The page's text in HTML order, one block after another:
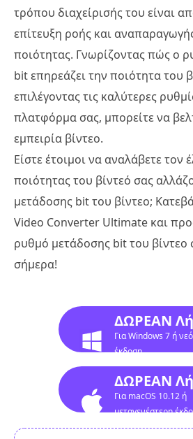
τρόπου διαχείρισής του είναι
επίτευξη ροής και
ποιότητας. Γνωρίζοντας πώς ο
bit επηρεάζει την ποιότητα του
επιλέγοντας τις καλύτερες
πλατφόρμα σας, μπορείτε να
εμπειρία βίντεο.
Είστε έτοιμοι να αναλάβετε τον
ποιότητας του βίντεό σας
μετάδοσης bit του βίντεο;
Video Converter Ultimate και
ρυθμό μετάδοσης bit του βίντεο
σήμερα!
ΔΩΡΕΑΝ
Για Windows 7 ή
έκδοση
ΔΩΡΕΑΝ
Για macOS 10.12 ή
μεταγενέστερη